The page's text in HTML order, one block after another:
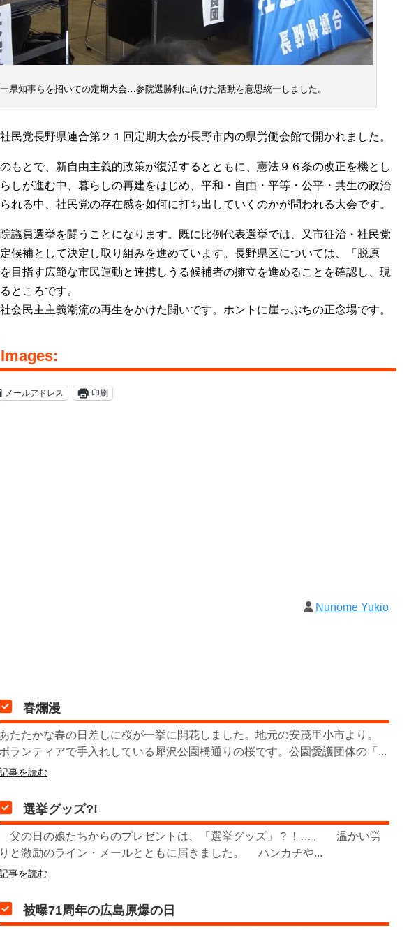
県知事らを招いての定期大会…参院選勝利に向けた活動を意思統一しました。
民党長野県連合第２１回定期大会が長野市内の県労働会館で開かれました。
もとで、新自由主義的政策が復活するとともに、憲法９６条の改正を機とし
しが進む中、暮らしの再建をはじめ、平和・自由・平等・公平・共生の政治
れる中、社民党の存在感を如何に打ち出していくのかが問われる大会です。
議員選挙を闘うことになります。既に比例代表選挙では、又市征治・社民党
候補として決定し取り組みを進めています。長野県区については、「脱原
目指す広範な市民運動と連携しうる候補者の擁立を進めることを確認し、現
ところです。
会民主主義潮流の再生をかけた闘いです。ホントに崖っぷちの正念場です。
メールアドレス 印刷
Nunome Yukio
春爛漫
あたたかな春の日差しに桜が一挙に開花しました。地元の安茂里小市より。
ボランティアで手入れしている犀沢公園橋通りの桜です。公園愛護団体の「...
事を読む
選挙グッズ?!
父の日の娘たちからのプレゼントは、「選挙グッズ」？！…。 温かい労
りと激励のライン・メールとともに届きました。 ハンカチや...
事を読む
被曝71周年の広島原爆の日